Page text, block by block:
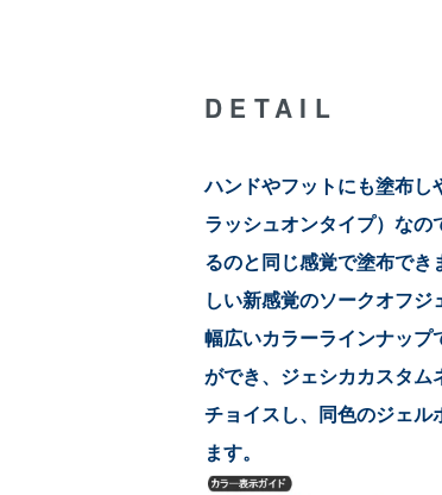
DETAIL
ハンドやフットにも塗布
ラッシュオンタイプ）な
るのと同じ感覚で塗布で
しい新感覚のソークオフジ
幅広いカラーラインナップ
ができ、ジェシカカスタム
チョイスし、同色のジェル
ます。